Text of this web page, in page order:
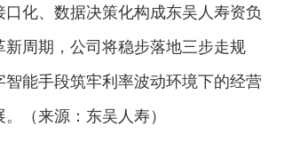
化、数据决策化构成东吴人寿资负
周期，公司将稳步落地三步走规
能手段筑牢利率波动环境下的经营
（来源：东吴人寿）